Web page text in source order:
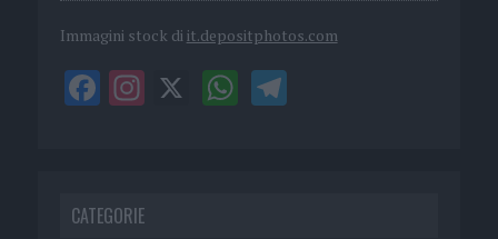
Immagini stock di it.depositphotos.com
CATEGORIE